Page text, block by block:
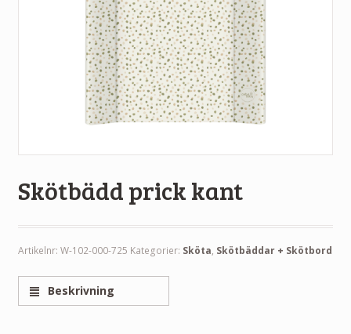
Skötbädd prick kant
Artikelnr: W-102-000-725 Kategorier: Sköta, Skötbäddar + Skötbord
Beskrivning